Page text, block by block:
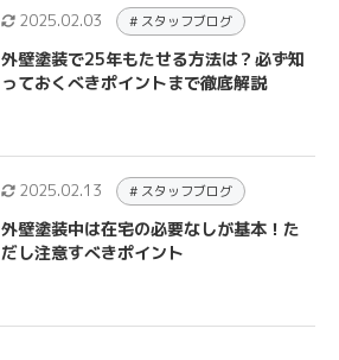
2025.02.03 # スタッフブログ
外壁塗装で25年もたせる方法は？必ず知
っておくべきポイントまで徹底解説
2025.02.13 # スタッフブログ
外壁塗装中は在宅の必要なしが基本！た
だし注意すべきポイント